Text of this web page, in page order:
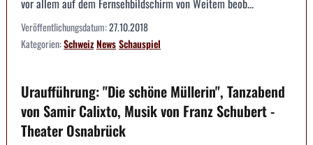
vor allem auf dem Fernsehbildschirm von Weitem beob...
Veröffentlichungsdatum:27.10.2018
Kategorien:SchweizNewsSchauspiel
Uraufführung: "Die schöne Müllerin", Tanzabend
von Samir Calixto, Musik von Franz Schubert -
Theater Osnabrück